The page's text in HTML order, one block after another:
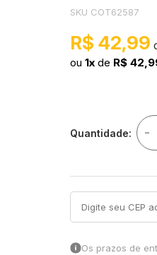
SKU COT62587
R$ 42,99
ou1x de R$
Quantidade: -
Os prazos de